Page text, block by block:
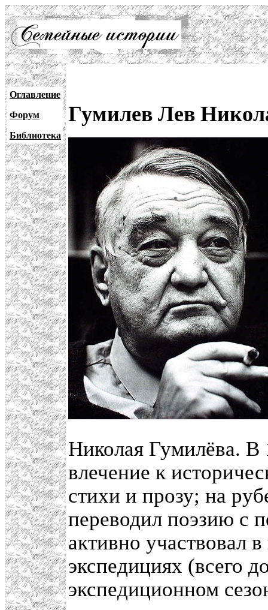
Оглавление
Форум
Библиотека
Гумилев Лев
Николая Гумилёва.
влечение к
стихи и прозу; на
переводил поэзию с
активно участвовал
экспедициях (всего
экспедиционном